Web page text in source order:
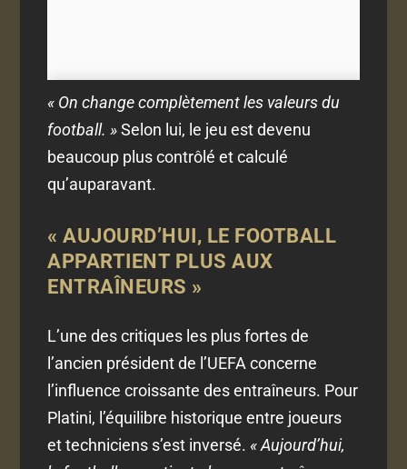
« On change complètement les valeurs du
football. »Selon lui, le jeu est devenu
beaucoup plus contrôlé et calculé
qu’auparavant.
« AUJOURD’HUI, LE FOOTBALL
APPARTIENT PLUS AUX
ENTRAÎNEURS »
L’une des critiques les plus fortes de
l’ancien président de l’UEFA concerne
l’influence croissante des entraîneurs. Pour
Platini, l’équilibre historique entre joueurs
et techniciens s’est inversé.« Aujourd’hui,